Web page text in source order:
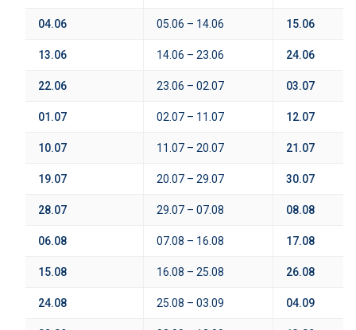
04.06 05.06 – 14.06 15.06
13.06 14.06 – 23.06 24.06
22.06 23.06 – 02.07 03.07
01.07 02.07 – 11.07 12.07
10.07 11.07 – 20.07 21.07
19.07 20.07 – 29.07 30.07
28.07 29.07 – 07.08 08.08
06.08 07.08 – 16.08 17.08
15.08 16.08 – 25.08 26.08
24.08 25.08 – 03.09 04.09